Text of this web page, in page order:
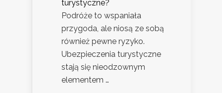
turystyczne?
Podróże to wspaniała
przygoda, ale niosą ze sobą
również pewne ryzyko.
Ubezpieczenia turystyczne
stają się nieodzownym
elementem …